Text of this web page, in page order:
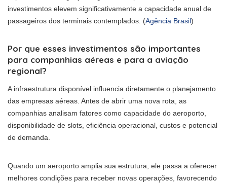
investimentos elevem significativamente a capacidade anual de
passageiros dos terminais contemplados. (Agência Brasil)
Por que esses investimentos são importantes
para companhias aéreas e para a aviação
regional?
A infraestrutura disponível influencia diretamente o planejamento
das empresas aéreas. Antes de abrir uma nova rota, as
companhias analisam fatores como capacidade do aeroporto,
disponibilidade de slots, eficiência operacional, custos e potencial
de demanda.
Quando um aeroporto amplia sua estrutura, ele passa a oferecer
melhores condições para receber novas operações, favorecendo